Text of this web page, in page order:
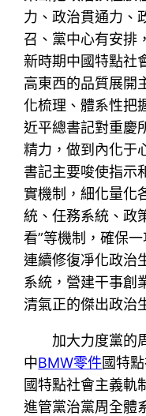
力、政治貫通力、
召、黨中心有安排
新時期中國特點社
高東西的品質展開
化梳理、體系性把
近平總書記對重慶
精力，做到內化于
書記主要唆使指示
實機制，細化量化
統、任務系統、政
看”等機制，確保
連續修復凈化政治
系統，營建干事創
清氣正的傑出政治
加大力度黨的
中BMW零件國特
國特點社會主義軌
進管黨治黨周全體